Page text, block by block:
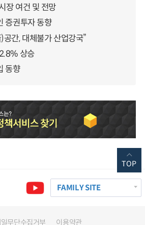
장 여건 및 전망
증권투자 동향
간, 대체불가 산업강국”
상승
동향
FAMILY SITE
무단수집거부 이용약관
TOP